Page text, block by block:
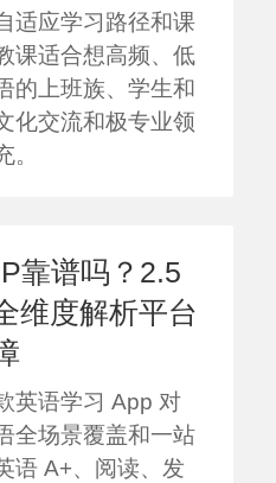
适应学习路径和课
课适合想高频、低
的上班族、学生和
化交流和极专业领
。
靠谱吗？2.5
维度解析平台
英语学习 App 对
全场景覆盖和一站
语 A+、阅读、发